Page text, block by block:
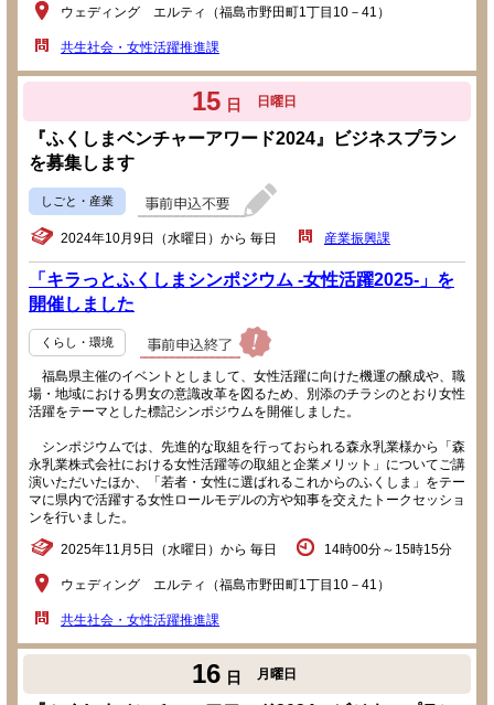
ウェディング エルティ（福島市野田町1丁目10－41）
共生社会・女性活躍推進課
15 日 日曜日
『ふくしまベンチャーアワード2024』ビジネスプラン
を募集します
しごと・産業
2024年10月9日（水曜日）から 毎日 産業振興課
「キラっとふくしまシンポジウム -女性活躍2025-」を
開催しました
くらし・環境
福島県主催のイベントとしまして、女性活躍に向けた機運の醸成や、職
場・地域における男女の意識改革を図るため、別添のチラシのとおり女性
活躍をテーマとした標記シンポジウムを開催しました。
シンポジウムでは、先進的な取組を行っておられる森永乳業様から「森
永乳業株式会社における女性活躍等の取組と企業メリット」についてご講
演いただいたほか、「若者・女性に選ばれるこれからのふくしま」をテー
マに県内で活躍する女性ロールモデルの方や知事を交えたトークセッショ
ンを行いました。
2025年11月5日（水曜日）から 毎日 14時00分～15時15分
ウェディング エルティ（福島市野田町1丁目10－41）
共生社会・女性活躍推進課
16 日 月曜日